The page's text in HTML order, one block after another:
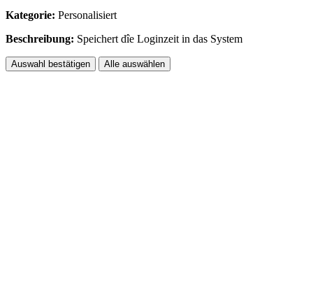
Kategorie: Personalisiert
Beschreibung: Speichert dîe Loginzeit in das System
Auswahl bestätigen Alle auswählen